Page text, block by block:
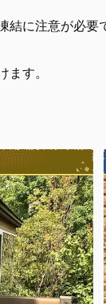
結に注意が必
ます。